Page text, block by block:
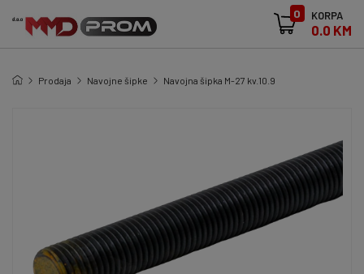
0 KORPA
0.0 KM
Prodaja Navojne šipke Navojna šipka M-27 kv.10.9